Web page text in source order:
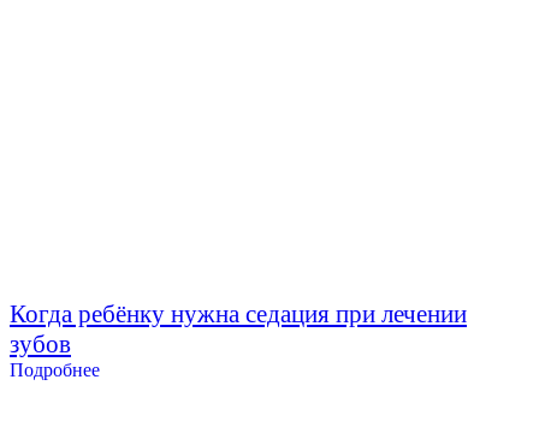
Когда ребёнку нужна седация при лечении
зубов
Подробнее